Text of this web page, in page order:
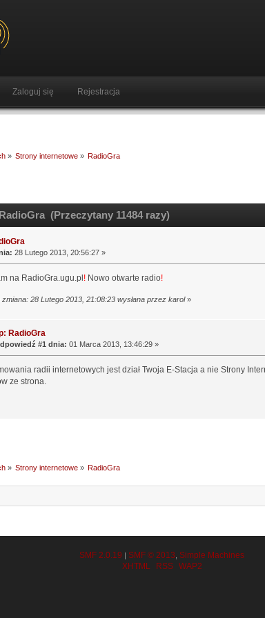
Zaloguj się Rejestracja
» Strony internetowe» RadioGra
(Przeczytany 11484 razy)
28 Lutego 2013, 20:56:27 »
na RadioGra.ugu.pl !Nowo otwarte radio!
28 Lutego 2013, 21:08:23 wysłana przez karol»
RadioGra
#1 dnia: 01 Marca 2013, 13:46:29 »
radii internetowych jest dział Twoja E-Stacja a nie Strony
ze strona.
» Strony internetowe» RadioGra
SMF 2.0.19 SMF © 2013, Simple Machines
XHTML
RSS WAP2